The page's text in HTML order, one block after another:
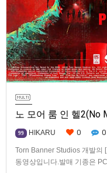
노 모어 룸 인 헬2(No
99 HIKARU 0 0
Torn Banner Studios 개발의
동영상입니다.발매 기종은